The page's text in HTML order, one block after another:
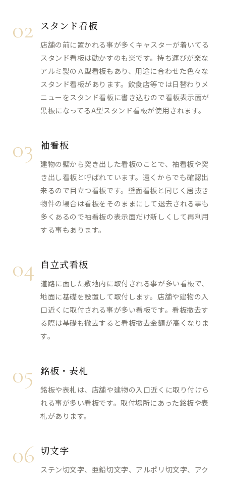
02 スタンド看板
店舗の前に置かれる事が多くキャスターが着いてる
スタンド看板は動かすのも楽です。持ち運びが楽な
アルミ製のＡ型看板もあり、用途に合わせた色々な
スタンド看板があります。飲食店等では日替わりメ
ニューをスタンド看板に書き込むので看板表示面が
黒板になってるA型スタンド看板が使用されます。
03 袖看板
建物の壁から突き出した看板のことで、袖看板や突
き出し看板と呼ばれています。遠くからでも確認出
来るので目立つ看板です。壁面看板と同じく居抜き
物件の場合は看板をそのままにして退去される事も
多くあるので袖看板の表示面だけ新しくして再利用
する事もあります。
04 自立式看板
道路に面した敷地内に取付される事が多い看板で、
地面に基礎を設置して取付します。店舗や建物の入
口近くに取付される事が多い看板です。看板撤去す
る際は基礎も撤去すると看板撤去金額が高くなりま
す。
05 銘板・表札
銘板や表札は、店舗や建物の入口近くに取り付けら
れる事が多い看板です。取付場所にあった銘板や表
札があります。
06 切文字
ステン切文字、亜鉛切文字、アルポリ切文字、アク